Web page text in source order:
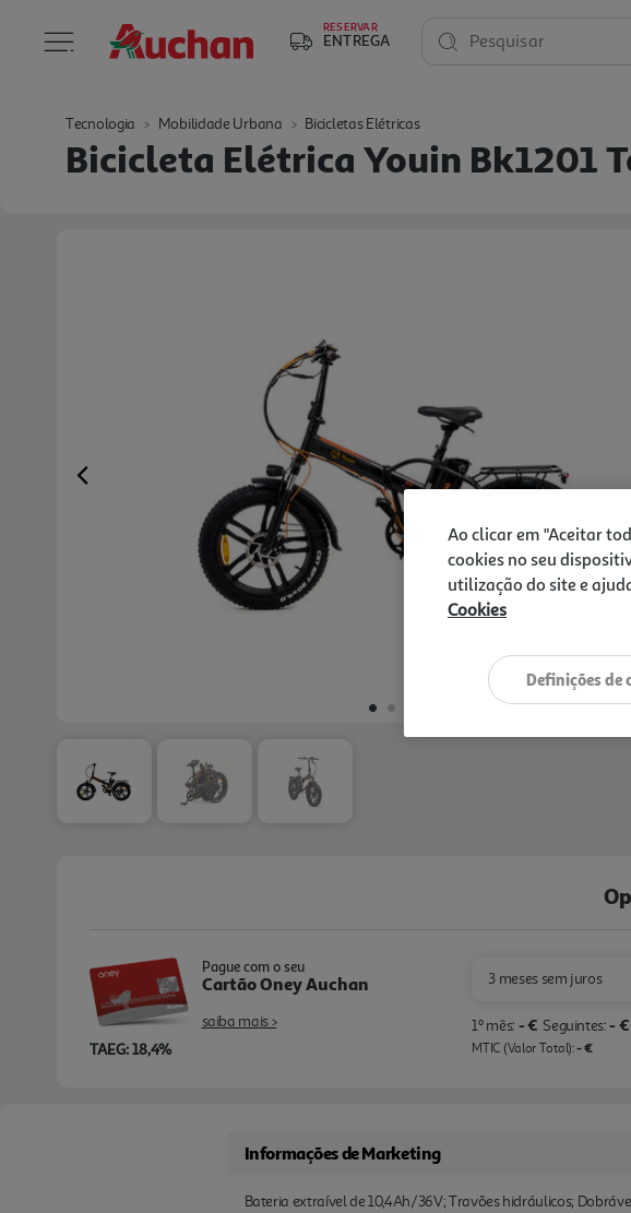
RESERVAR
ENTREGA Pesquisar
Tecnologia Mobilidade Urbana Bicicletas Elétricas
Bicicleta Elétrica Youin Bk1201
Previous
TAEG: 18,4%
Pague com o seu
Cartão Oney Auchan
saiba mais >
3 meses sem juros
1º mês: - € Seguintes:- €
MTIC (Valor Total):- €
Informações de Marketing
Bateria extraível de 10,4Ah/36V; Travões hidráulicos;
Ao clicar em "Aceitar
cookies no seu
utilização do site e
Cookies
Definições de